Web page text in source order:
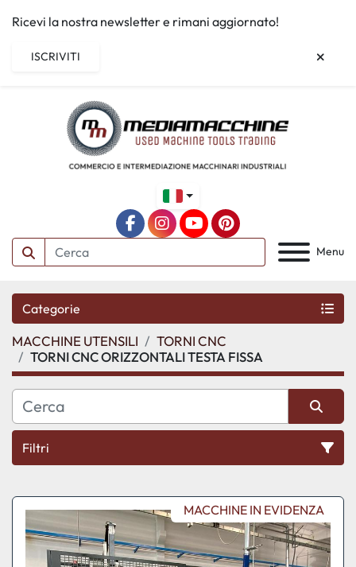
Ricevi la nostra newsletter e rimani aggiornato!
ISCRIVITI
Menu
facebookinstagram
youtubepinterest
Categorie
MACCHINE UTENSILI
TORNI CNC
TORNI CNC ORIZZONTALI TESTA FISSA
Filtri
Ordina per
MACCHINE IN EVIDENZA